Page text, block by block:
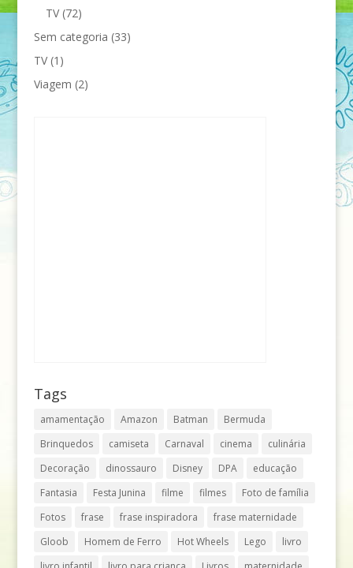
TV(72)
Sem categoria (33)
TV(1)
Viagem (2)
Tags
amamentação Amazon Batman
Bermuda
Brinquedos
camiseta Carnaval cinema
culinária
Decoração
dinossauro Disney DPA
educação
Fantasia
Festa Junina filme filmes
Foto de família
Fotos
frase frase inspiradora
frase maternidade
Gloob
Homem de Ferro Hot Wheels Lego
livro